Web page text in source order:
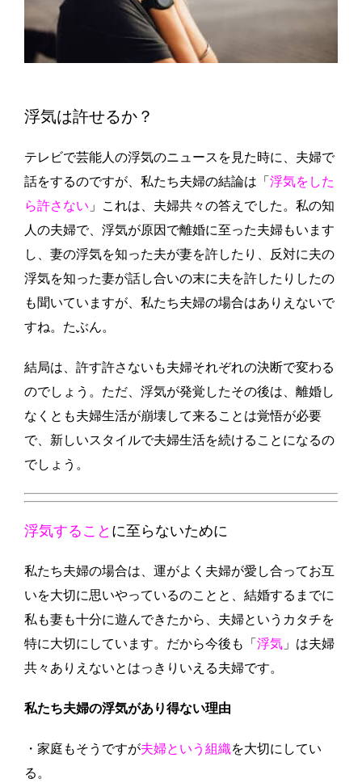
浮気は許せるか？
テレビで芸能人の浮気のニュースを見た時に、夫婦で
話をするのですが、私たち夫婦の結論は「 浮気をした
ら許さない 」これは、夫婦共々の答えでした。私の知
人の夫婦で、浮気が原因で離婚に至った夫婦もいます
し、妻の浮気を知った夫が妻を許したり、反対に夫の
浮気を知った妻が話し合いの末に夫を許したりしたの
も聞いていますが、私たち夫婦の場合はありえないで
すね。たぶん。
結局は、許す許さないも夫婦それぞれの決断で変わる
のでしょう。ただ、 浮気が発覚したその後は、離婚し
なくとも夫婦生活が崩壊して来ることは覚悟が必要
で、新しいスタイルで夫婦生活を続けることになるの
でしょう。
浮気すること に至らないために
私たち夫婦の場合は、運がよく夫婦が愛し合ってお互
いを大切に思いやっているのことと、結婚するまでに
私も妻も十分に遊んできたから、夫婦というカタチを
特に大切にしています。だから今後も「 浮気 」は夫婦
共々ありえないとはっきりいえる夫婦です。
私たち夫婦の浮気があり得ない理由
・家庭もそうですが夫婦という組織を大切にしてい
る。